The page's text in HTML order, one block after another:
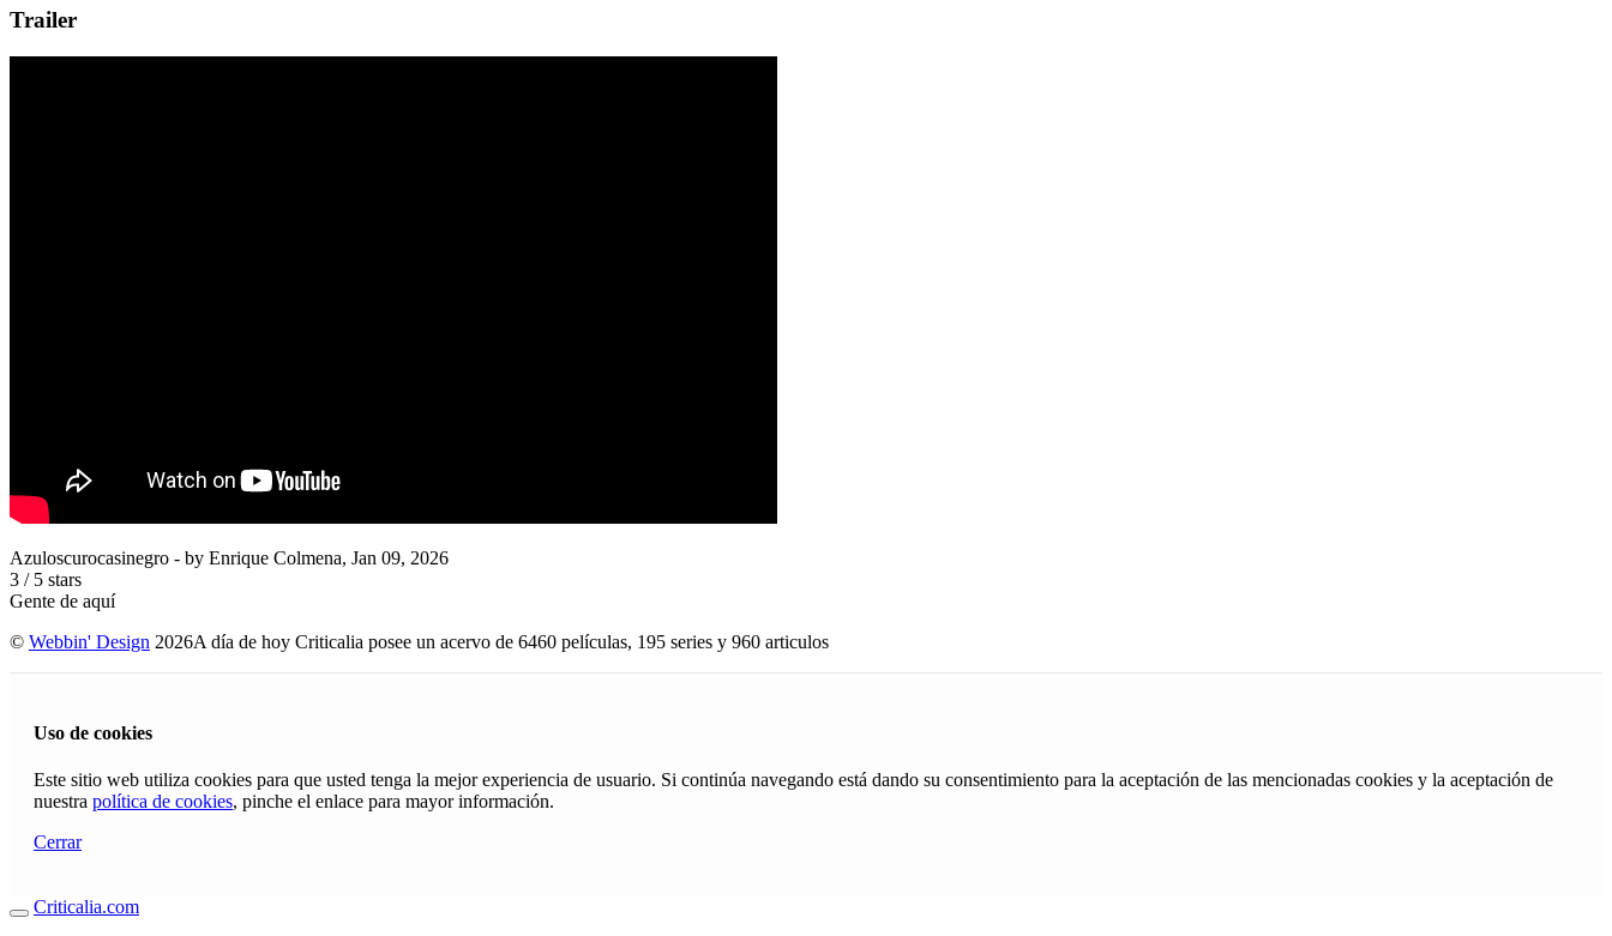
Trailer
Azuloscurocasinegro - by Enrique Colmena, Jan 09, 2026
3 / 5 stars
Gente de aquí
© Webbin' Design 2026A día de hoy Criticalia posee un acervo de 6460 películas, 195 series y 960 articulos
Uso de cookies
Este sitio web utiliza cookies para que usted tenga la mejor experiencia de usuario. Si continúa navegando está dando su consentimiento para la aceptación de las mencionadas cookies y la aceptación de
nuestra política de cookies, pinche el enlace para mayor información.
Cerrar
Criticalia.com